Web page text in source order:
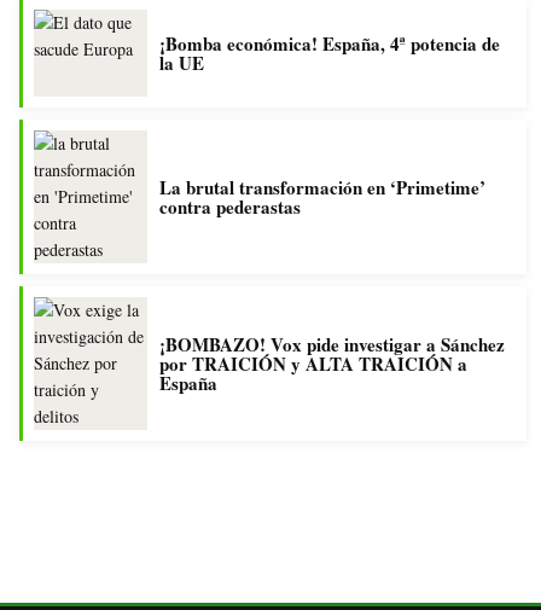
¡Bomba económica! España, 4ª potencia de
la UE
La brutal transformación en ‘Primetime’
contra pederastas
¡BOMBAZO! Vox pide investigar a Sánchez
por TRAICIÓN y ALTA TRAICIÓN a
España